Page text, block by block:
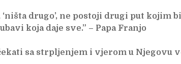
‘ništa drugo’, ne postoji drugi put kojim
koja daje sve.” – Papa Franjo
sa strpljenjem i vjerom u Njegovu